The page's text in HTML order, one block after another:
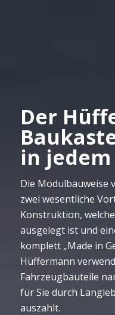
Der
in jedem
Die Modulbauweise
zwei wesentliche
Konstruktion,
ausgelegt ist und
komplett „Made in
Hüffermann
Fahrzeugbauteile
für Sie durch
auszahlt.